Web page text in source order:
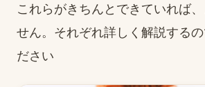
これらがきちんとできていれば
せん。それぞれ詳しく解説する
ださい